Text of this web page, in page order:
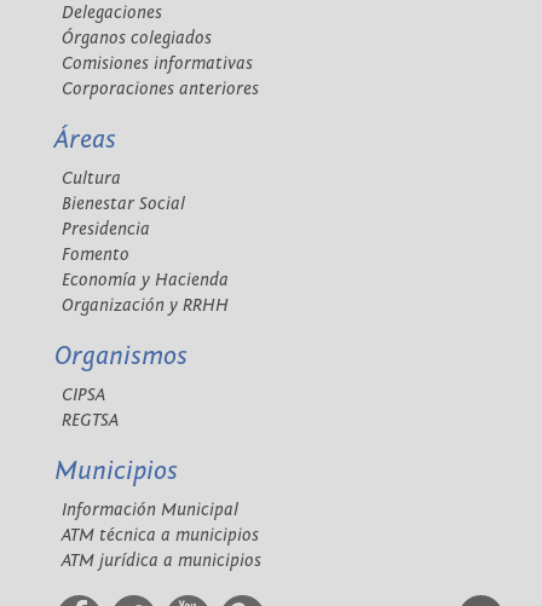
Delegaciones
Órganos colegiados
Comisiones informativas
Corporaciones anteriores
Áreas
Cultura
Bienestar Social
Presidencia
Fomento
Economía y Hacienda
Organización y RRHH
Organismos
CIPSA
REGTSA
Municipios
Información Municipal
ATM técnica a municipios
ATM jurídica a municipios